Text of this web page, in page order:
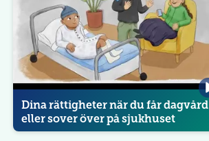
Dina rättigheter när du får dagvård
eller sover över på sjukhuset